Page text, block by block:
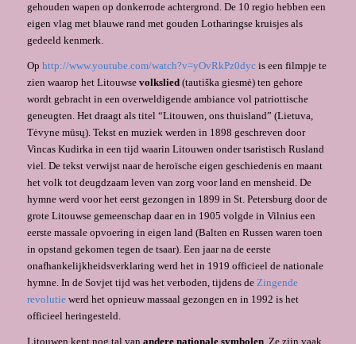
gehouden wapen op donkerrode achtergrond. De 10 regio hebben een
eigen vlag met blauwe rand met gouden Lotharingse kruisjes als
gedeeld kenmerk.
Op http://www.youtube.com/watch?v=yOvRkPz0dycis een filmpje te
zien waarop het Litouwse volkslied(tautiška giesmė) ten gehore
wordt gebracht in een overweldigende ambiance vol patriottische
geneugten. Het draagt als titel “Litouwen, ons thuisland” (Lietuva,
Tėvyne mūsų). Tekst en muziek werden in 1898 geschreven door
Vincas Kudirka in een tijd waarin Litouwen onder tsaristisch Rusland
viel. De tekst verwijst naar de heroïsche eigen geschiedenis en maant
het volk tot deugdzaam leven van zorg voor land en mensheid. De
hymne werd voor het eerst gezongen in 1899 in St. Petersburg door de
grote Litouwse gemeenschap daar en in 1905 volgde in Vilnius een
eerste massale opvoering in eigen land (Balten en Russen waren toen
in opstand gekomen tegen de tsaar). Een jaar na de eerste
onafhankelijkheidsverklaring werd het in 1919 officieel de nationale
hymne. In de Sovjet tijd was het verboden, tijdens de Zingende
revolutiewerd het opnieuw massaal gezongen en in 1992 is het
officieel heringesteld.
Litouwen kent nog tal van andere nationale symbolen. Ze zijn vaak